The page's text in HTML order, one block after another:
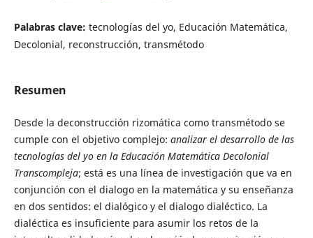
Palabras clave: tecnologías del yo, Educación Matemática,
Decolonial, reconstrucción, transmétodo
Resumen
Desde la deconstrucción rizomática como transmétodo se
cumple con el objetivo complejo: analizar el desarrollo de las
tecnologías del yo en la Educación Matemática Decolonial
Transcompleja; está es una línea de investigación que va en
conjunción con el dialogo en la matemática y su enseñanza
en dos sentidos: el dialógico y el dialogo dialéctico. La
dialéctica es insuficiente para asumir los retos de la